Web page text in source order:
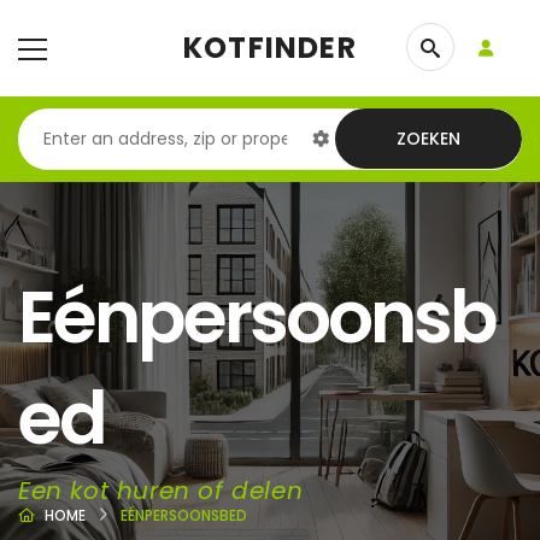
KOTFINDER
ZOEKEN
Eénpersoonsb
ed
Een kot huren of delen
HOME EÉNPERSOONSBED